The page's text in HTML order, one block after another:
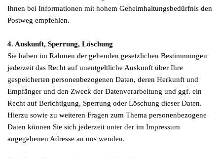
Ihnen bei Informationen mit hohem Geheimhaltungsbedürfnis den
Postweg empfehlen.
4. Auskunft, Sperrung, Löschung
Sie haben im Rahmen der geltenden gesetzlichen Bestimmungen
jederzeit das Recht auf unentgeltliche Auskunft über Ihre
gespeicherten personenbezogenen Daten, deren Herkunft und
Empfänger und den Zweck der Datenverarbeitung und ggf. ein
Recht auf Berichtigung, Sperrung oder Löschung dieser Daten.
Hierzu sowie zu weiteren Fragen zum Thema personenbezogene
Daten können Sie sich jederzeit unter der im Impressum
angegebenen Adresse an uns wenden.